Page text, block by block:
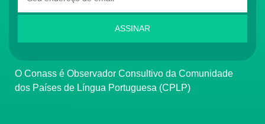
ASSINAR
O Conass é Observador Consultivo da Comunidade
dos Países de Língua Portuguesa (CPLP)